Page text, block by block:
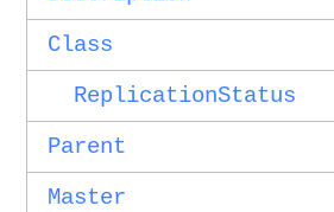
Class
ReplicationStatus
Parent
Master